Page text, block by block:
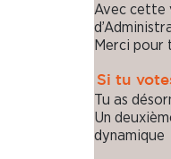
Avec cette
Merci pour
Si tu
Tu as
Un
dynamique